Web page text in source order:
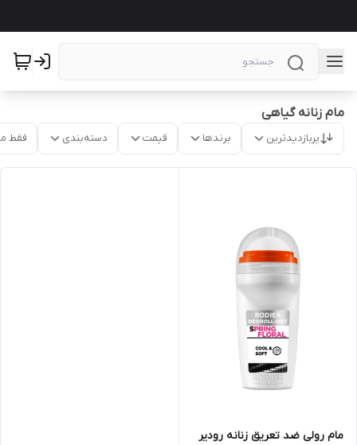
مام زنانه گیاهی
پربازدیدترین برندها قیمت دسته‌بندی فقط
مام رولی ضد تعریق زنانه رودیر